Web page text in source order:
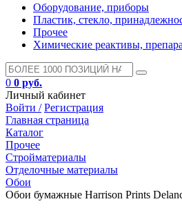
Оборудование, приборы
Пластик, стекло,
Прочее
Химические реактивы,
0 0 руб.
Личный кабинет
Войти / Регистрация
Главная страница
Каталог
Прочее
Стройматериалы
Отделочные материалы
Обои
Обои бумажные Harrison Prints